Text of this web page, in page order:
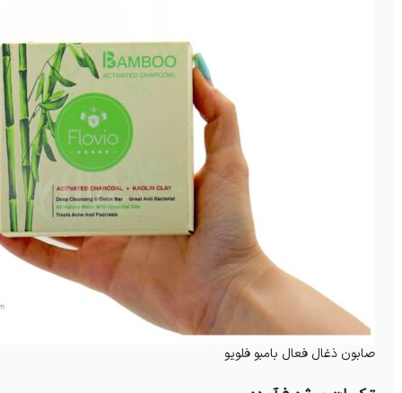
صابون ذغال فعال بامبو فلویو